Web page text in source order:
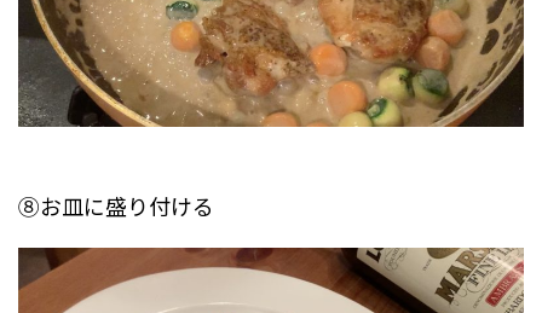
⑧お皿に盛り付ける